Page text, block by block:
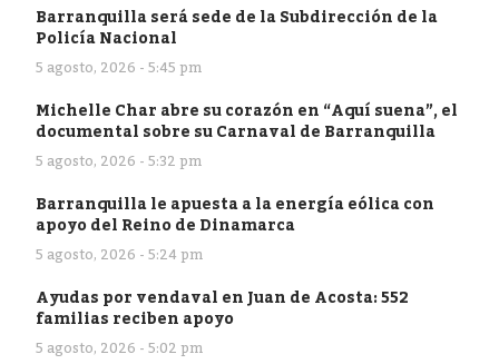
Barranquilla será sede de la Subdirección de la
Policía Nacional
5 agosto, 2026 - 5:45 pm
Michelle Char abre su corazón en “Aquí suena”, el
documental sobre su Carnaval de Barranquilla
5 agosto, 2026 - 5:32 pm
Barranquilla le apuesta a la energía eólica con
apoyo del Reino de Dinamarca
5 agosto, 2026 - 5:24 pm
Ayudas por vendaval en Juan de Acosta: 552
familias reciben apoyo
5 agosto, 2026 - 5:02 pm